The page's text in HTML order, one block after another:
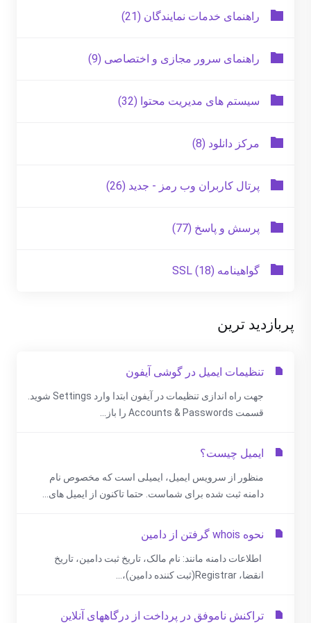
راهنمای خدمات نمایندگان (21)
راهنمای سرور مجازی و اختصاصی (9)
سیستم های مدیریت محتوا (32)
مرکز دانلود (8)
پرتال کاربران وب رمز - جدید (26)
پرسش و پاسخ (77)
گواهینامه SSL (18)
پربازدید ترین
تنظیمات ایمیل در گوشی آیفون
جهت راه اندازی تنظیمات در آیفون ابتدا وارد Settings شوید.
قسمت Accounts & Passwords را باز...
ایمیل چیست؟
منظور از سرویس ایمیل، ایمیلی است که مخصوص نام
دامنه ثبت شده برای شماست. حتما تاکنون از ایمیل های...
نحوه whois گرفتن از دامین
اطلاعات دامنه مانند: نام مالک، تاریخ ثبت دامین، تاریخ
انقضا، Registrar(ثبت کننده دامین)،...
تراکنش ناموفق در پرداخت از درگاههای آنلاین